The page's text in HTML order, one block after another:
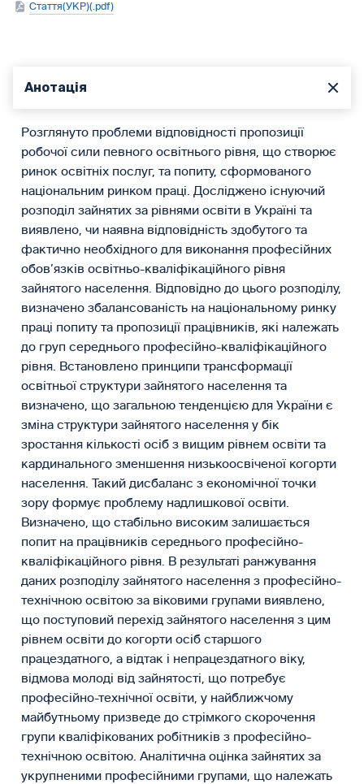
Стаття(УКР)(.pdf)
Анотація
Розглянуто проблеми відповідності пропозиції
робочої сили певного освітнього рівня, що створює
ринок освітніх послуг, та попиту, сформованого
національним ринком праці. Досліджено існуючий
розподіл зайнятих за рівнями освіти в Україні та
виявлено, чи наявна відповідність здобутого та
фактично необхідного для виконання професійних
обов’язків освітньо-кваліфікаційного рівня
зайнятого населення. Відповідно до цього розподілу,
визначено збалансованість на національному ринку
праці попиту та пропозиції працівників, які належать
до груп середнього професійно-кваліфікаційного
рівня. Встановлено принципи трансформації
освітньої структури зайнятого населення та
визначено, що загальною тенденцією для України є
зміна структури зайнятого населення у бік
зростання кількості осіб з вищим рівнем освіти та
кардинального зменшення низькоосвіченої когорти
населення. Такий дисбаланс з економічної точки
зору формує проблему надлишкової освіти.
Визначено, що стабільно високим залишається
попит на працівників середнього професійно-
кваліфікаційного рівня. В результаті ранжування
даних розподілу зайнятого населення з професійно-
технічною освітою за віковими групами виявлено,
що поступовий перехід зайнятого населення з цим
рівнем освіти до когорти осіб старшого
працездатного, а відтак і непрацездатного віку,
відмова молоді від зайнятості, що потребує
професійно-технічної освіти, у найближчому
майбутньому призведе до стрімкого скорочення
групи кваліфікованих робітників з професійно-
технічною освітою. Аналітична оцінка зайнятих за
укрупненими професійними групами, що належать